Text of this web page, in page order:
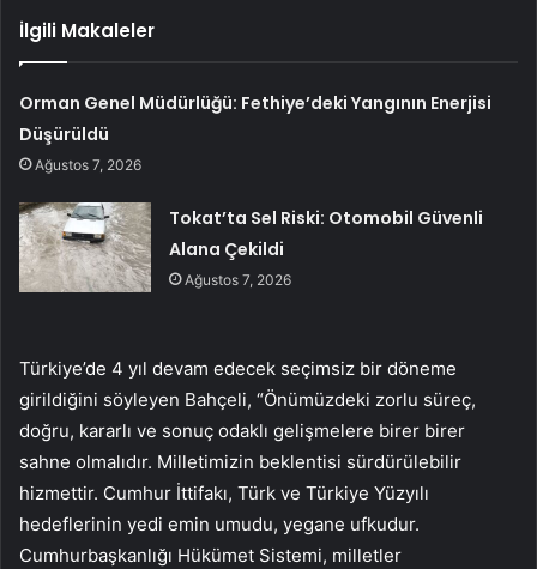
İlgili Makaleler
Orman Genel Müdürlüğü: Fethiye’deki Yangının Enerjisi
Düşürüldü
Ağustos 7, 2026
Tokat’ta Sel Riski: Otomobil Güvenli
Alana Çekildi
Ağustos 7, 2026
Türkiye’de 4 yıl devam edecek seçimsiz bir döneme
girildiğini söyleyen Bahçeli, “Önümüzdeki zorlu süreç,
doğru, kararlı ve sonuç odaklı gelişmelere birer birer
sahne olmalıdır. Milletimizin beklentisi sürdürülebilir
hizmettir. Cumhur İttifakı, Türk ve Türkiye Yüzyılı
hedeflerinin yedi emin umudu, yegane ufkudur.
Cumhurbaşkanlığı Hükümet Sistemi, milletler